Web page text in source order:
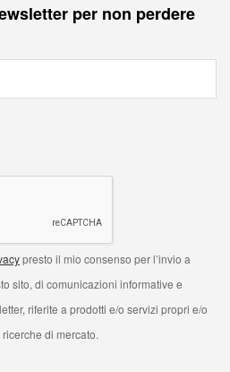
per non perdere
presto il mio consenso per l’invio a
sito, di comunicazioni informative e
riferite a prodotti e/o servizi propri e/o
di mercato.